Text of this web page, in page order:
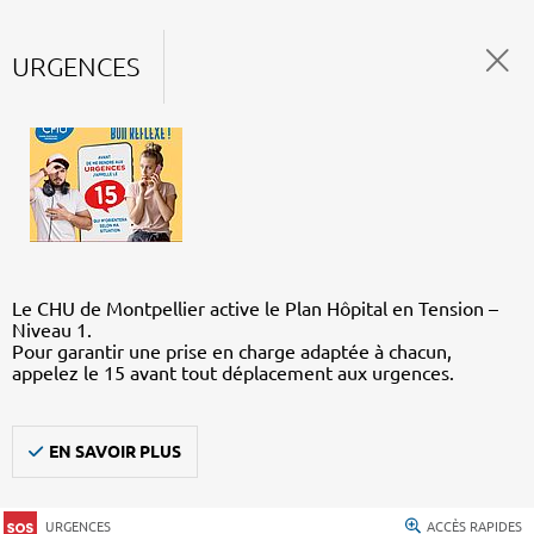
URGENCES
Le CHU de Montpellier active le Plan Hôpital en Tension –
Niveau 1.
Pour garantir une prise en charge adaptée à chacun,
appelez le 15 avant tout déplacement aux urgences.
EN SAVOIR PLUS
URGENCES ACCÈS RAPIDES